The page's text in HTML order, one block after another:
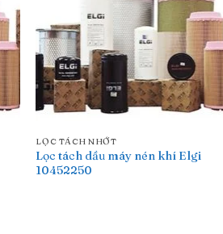
LỌC TÁCH NHỚT
Lọc tách dầu máy nén khí Elgi
10452250